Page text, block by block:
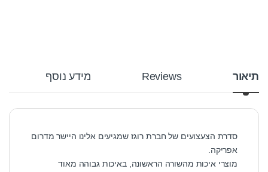
תיאור Reviews מידע נוסף
סדרת הצעצועים של חברת רוגז שמגיעים אלינו היישר מדרום
אפריקה.
מוצרי איכות מהשורה הראשונה, באיכות גבוהה מאוד